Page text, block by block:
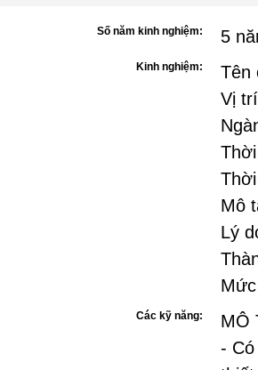
Số năm kinh nghiệm: 5
Kinh nghiệm:
Tên
Vị
Mô
Lý
Các kỹ năng:
MÔ
-